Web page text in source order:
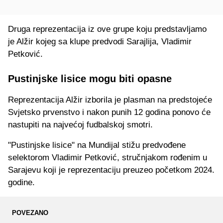
Druga reprezentacija iz ove grupe koju predstavljamo
je Alžir kojeg sa klupe predvodi Sarajlija, Vladimir
Petković.
Pustinjske lisice mogu biti opasne
Reprezentacija Alžir izborila je plasman na predstojeće
Svjetsko prvenstvo i nakon punih 12 godina ponovo će
nastupiti na najvećoj fudbalskoj smotri.
"Pustinjske lisice" na Mundijal stižu predvođene
selektorom Vladimir Petković, stručnjakom rođenim u
Sarajevu koji je reprezentaciju preuzeo početkom 2024.
godine.
POVEZANO